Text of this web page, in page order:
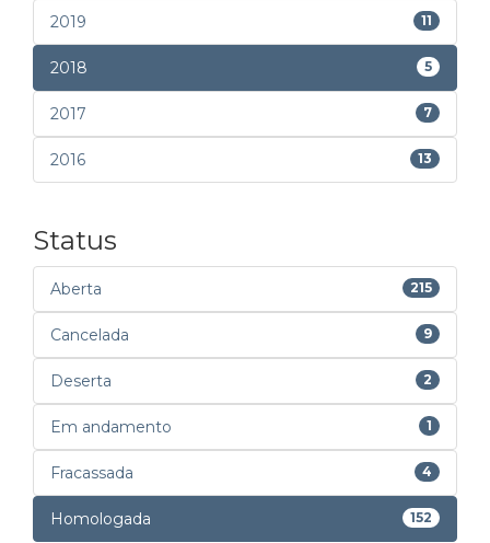
2019 11
2018 5
2017 7
2016 13
Status
Aberta 215
Cancelada 9
Deserta 2
Em andamento 1
Fracassada 4
Homologada 152